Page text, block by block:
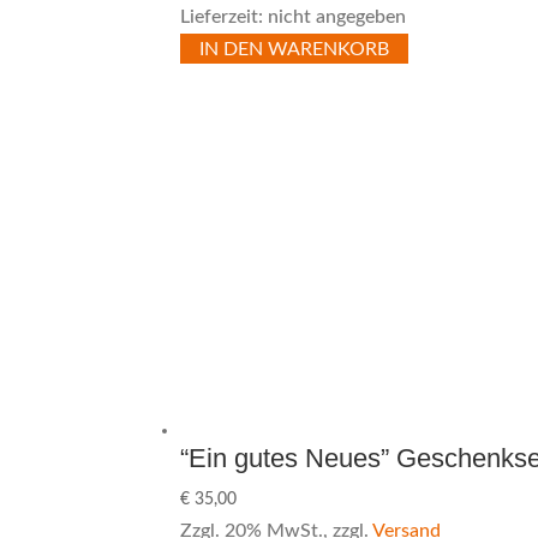
Lieferzeit: nicht angegeben
IN DEN WARENKORB
“Ein gutes Neues”
€ 35,00
Zzgl. 20% MwSt., zzgl.Versand